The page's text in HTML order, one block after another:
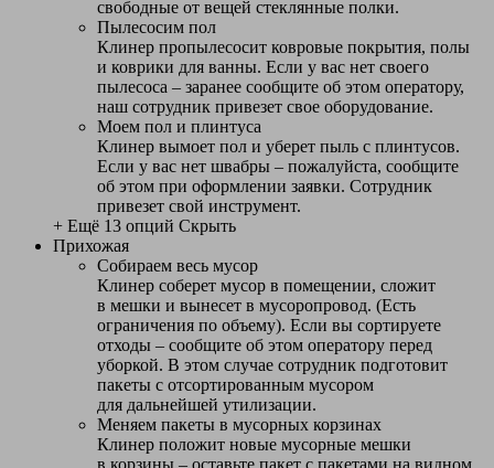
свободные от вещей стеклянные полки.
Пылесосим пол
Клинер пропылесосит ковровые покрытия, полы
и коврики для ванны. Если у вас нет своего
пылесоса – заранее сообщите об этом оператору,
наш сотрудник привезет свое оборудование.
Моем пол и плинтуса
Клинер вымоет пол и уберет пыль с плинтусов.
Если у вас нет швабры – пожалуйста, сообщите
об этом при оформлении заявки. Сотрудник
привезет свой инструмент.
+ Ещё 13 опций Скрыть
Прихожая
Собираем весь мусор
Клинер соберет мусор в помещении, сложит
в мешки и вынесет в мусоропровод. (Есть
ограничения по объему). Если вы сортируете
отходы – сообщите об этом оператору перед
уборкой. В этом случае сотрудник подготовит
пакеты с отсортированным мусором
для дальнейшей утилизации.
Меняем пакеты в мусорных корзинах
Клинер положит новые мусорные мешки
в корзины – оставьте пакет с пакетами на видном